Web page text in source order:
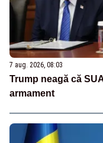
7 aug. 2026, 08:03
Trump neagă că
armament